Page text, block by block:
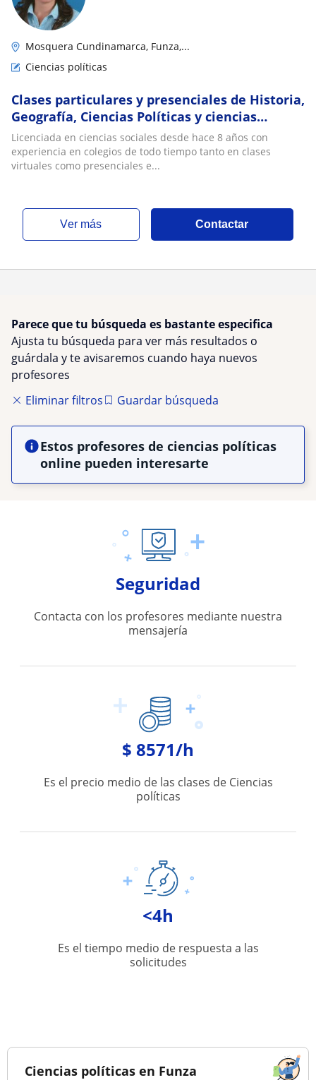
Mosquera Cundinamarca, Funza,...
Ciencias políticas
Clases particulares y presenciales de Historia,
Geografía, Ciencias Políticas y ciencias
económicas
Licenciada en ciencias sociales desde hace 8 años con
experiencia en colegios de todo tiempo tanto en clases
virtuales como presenciales e...
ver más Contactar
Parece que tu búsqueda es bastante especifica
Ajusta tu búsqueda para ver más resultados o
guárdala y te avisaremos cuando haya nuevos
profesores
Eliminar filtros
Guardar búsqueda
Estos profesores de ciencias políticas
online pueden interesarte
Seguridad
Contacta con los profesores mediante nuestra
mensajería
$ 8571/h
Es el precio medio de las clases de Ciencias
políticas
<4h
Es el tiempo medio de respuesta a las
solicitudes
Ciencias políticas en Funza